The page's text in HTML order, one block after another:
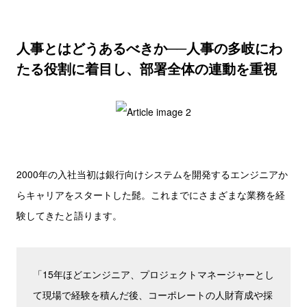
人事とはどうあるべきか──人事の多岐にわ
たる役割に着目し、部署全体の連動を重視
2000年の入社当初は銀行向けシステムを開発するエンジニアか
らキャリアをスタートした髭。これまでにさまざまな業務を経
験してきたと語ります。
「15年ほどエンジニア、プロジェクトマネージャーとし
て現場で経験を積んだ後、コーポレートの人財育成や採